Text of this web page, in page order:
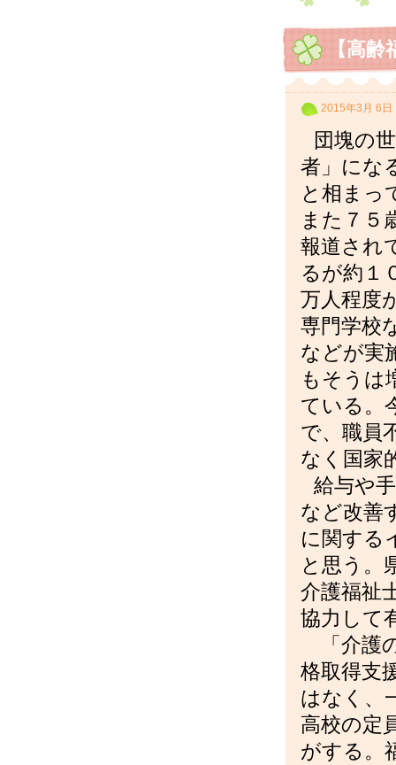
【高
2015年3月 6日
団塊の
者」にな
と相まっ
また７５
報道され
るが約１
万人程度
専門学校
などが実
もそうは
ている。
で、職員
なく国家
給与や
など改善
に関する
と思う。
介護福祉
協力して
「介
格取得支
はなく、
高校の定
がする。